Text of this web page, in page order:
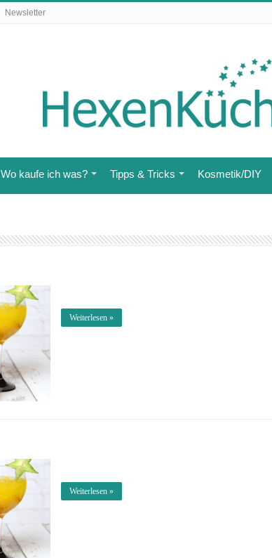
Newsletter
Wo kaufe ich was? Tipps & Tricks Kosmetik/DIY
Weiterlesen »
Weiterlesen »